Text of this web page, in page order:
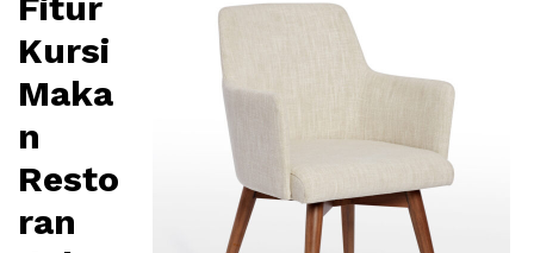
Kursi
Maka
n
Resto
ran